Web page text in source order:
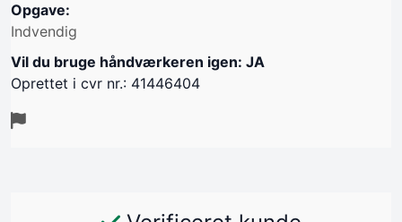
Opgave:
Indvendig
Vil du bruge håndværkeren igen: JA
Oprettet i cvr nr.: 41446404